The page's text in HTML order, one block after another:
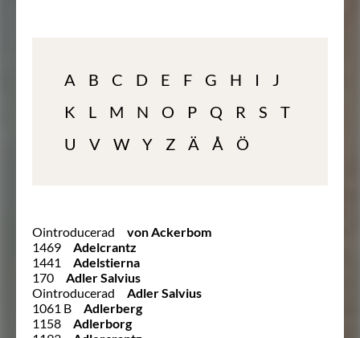
A B C D E F G H I
J
K
L M N O P Q R S
T
U
V W Y Z Ä Å Ö
Ointroducerad
von Ackerbom
1469
Adelcrantz
1441
Adelstierna
170
Adler Salvius
Ointroducerad
Adler Salvius
1061 B
Adlerberg
1158
Adlerborg